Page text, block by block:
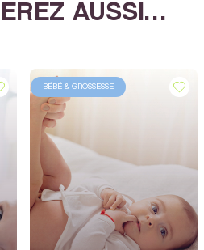
AUSSI…
BÉBÉ & GROSSESSE